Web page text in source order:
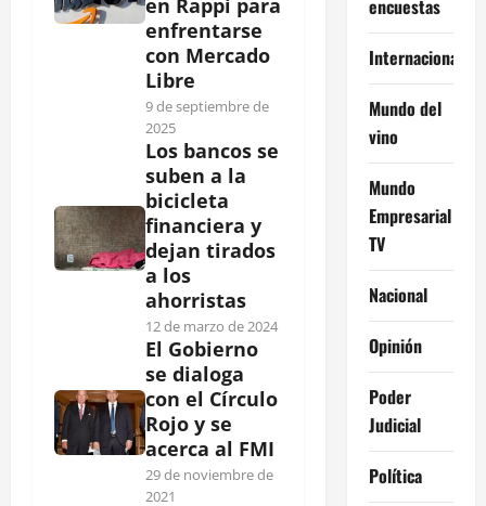
en Rappi para
enfrentarse
con Mercado
Libre
9 de septiembre de
2025
Los bancos se
suben a la
bicicleta
financiera y
dejan tirados
a los
ahorristas
12 de marzo de 2024
El Gobierno
se dialoga
con el Círculo
Rojo y se
acerca al FMI
29 de noviembre de
2021
encuestas
Internacional
Mundo del
vino
Mundo
Empresarial
TV
Nacional
Opinión
Poder
Judicial
Política